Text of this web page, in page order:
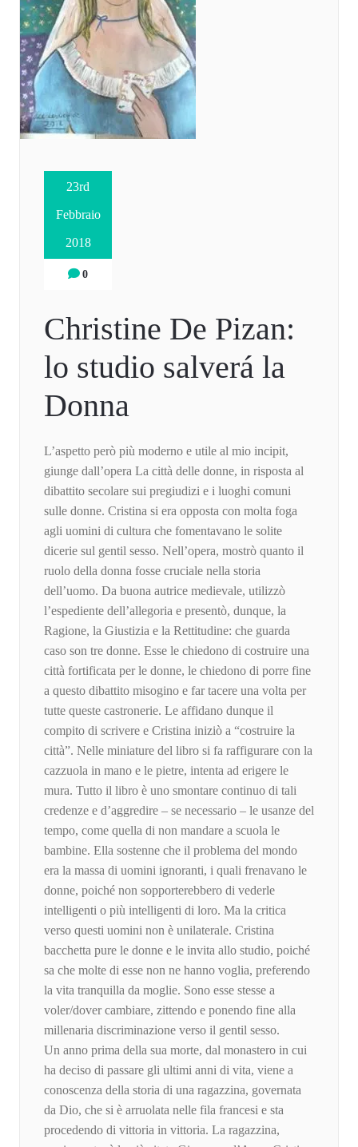
23rd
Febbraio
2018
0
Christine De Pizan:
lo studio salverá la
Donna
L’aspetto però più moderno e utile al mio incipit,
giunge dall’opera La città delle donne, in risposta al
dibattito secolare sui pregiudizi e i luoghi comuni
sulle donne. Cristina si era opposta con molta foga
agli uomini di cultura che fomentavano le solite
dicerie sul gentil sesso. Nell’opera, mostrò quanto il
ruolo della donna fosse cruciale nella storia
dell’uomo. Da buona autrice medievale, utilizzò
l’espediente dell’allegoria e presentò, dunque, la
Ragione, la Giustizia e la Rettitudine: che guarda
caso son tre donne. Esse le chiedono di costruire una
città fortificata per le donne, le chiedono di porre fine
a questo dibattito misogino e far tacere una volta per
tutte queste castronerie. Le affidano dunque il
compito di scrivere e Cristina iniziò a “costruire la
città”. Nelle miniature del libro si fa raffigurare con la
cazzuola in mano e le pietre, intenta ad erigere le
mura. Tutto il libro è uno smontare continuo di tali
credenze e d’aggredire – se necessario – le usanze del
tempo, come quella di non mandare a scuola le
bambine. Ella sostenne che il problema del mondo
era la massa di uomini ignoranti, i quali frenavano le
donne, poiché non sopporterebbero di vederle
intelligenti o più intelligenti di loro. Ma la critica
verso questi uomini non è unilaterale. Cristina
bacchetta pure le donne e le invita allo studio, poiché
sa che molte di esse non ne hanno voglia, preferendo
la vita tranquilla da moglie. Sono esse stesse a
voler/dover cambiare, zittendo e ponendo fine alla
millenaria discriminazione verso il gentil sesso.
Un anno prima della sua morte, dal monastero in cui
ha deciso di passare gli ultimi anni di vita, viene a
conoscenza della storia di una ragazzina, governata
da Dio, che si è arruolata nelle fila francesi e sta
procedendo di vittoria in vittoria. La ragazzina,